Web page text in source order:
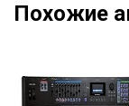
Похожие